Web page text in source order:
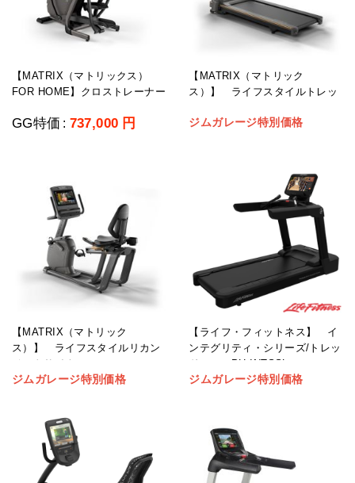
【MATRIX（マトリックス）
FOR HOME】クロストレーナー
GG特価 : 737,000 円
【MATRIX（マトリック
ス）】 ライフスタイルトレッ
ジムガレージ特別価格
【MATRIX（マトリック
ス）】 ライフスタイルリカン
ベントサイクル
ジムガレージ特別価格
【ライフ・フィットネス】 イ
ンテグリティ・シリーズ/トレッ
ドミル PH-INTSSL
ジムガレージ特別価格